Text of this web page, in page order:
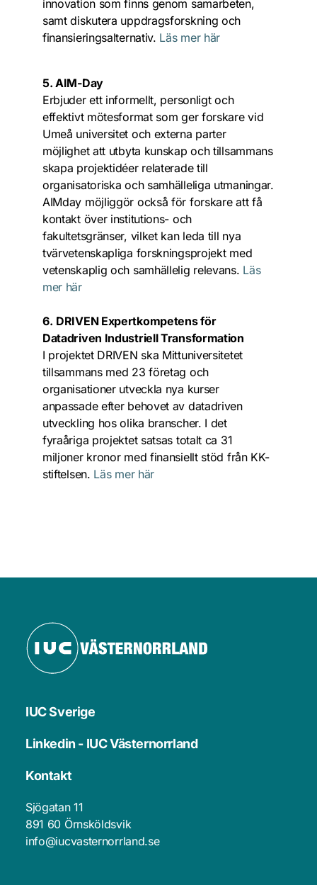
innovation som finns genom samarbeten,
samt diskutera uppdragsforskning och
finansieringsalternativ. Läs mer här
5. AIM-Day
Erbjuder ett informellt, personligt och
effektivt mötesformat som ger forskare vid
Umeå universitet och externa parter
möjlighet att utbyta kunskap och tillsammans
skapa projektidéer relaterade till
organisatoriska och samhälleliga utmaningar.
AIMday möjliggör också för forskare att få
kontakt över institutions- och
fakultetsgränser, vilket kan leda till nya
tvärvetenskapliga forskningsprojekt med
vetenskaplig och samhällelig relevans. Läs
mer här
6. DRIVEN Expertkompetens för
Datadriven Industriell Transformation
I projektet DRIVEN ska Mittuniversitetet
tillsammans med 23 företag och
organisationer utveckla nya kurser
anpassade efter behovet av datadriven
utveckling hos olika branscher. I det
fyraåriga projektet satsas totalt ca 31
miljoner kronor med finansiellt stöd från KK-
stiftelsen. Läs mer här
IUC Sverige
Linkedin - IUC Västernorrland
Kontakt
Sjögatan 11
891 60 Örnsköldsvik
info@iucvasternorrland.se